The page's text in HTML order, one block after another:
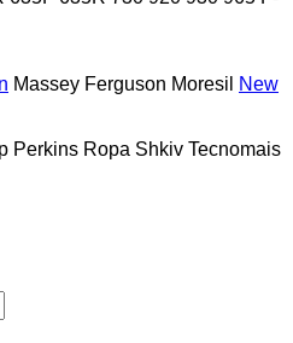
Massey Ferguson Moresil
New
Perkins Ropa Shkiv Tecnomais